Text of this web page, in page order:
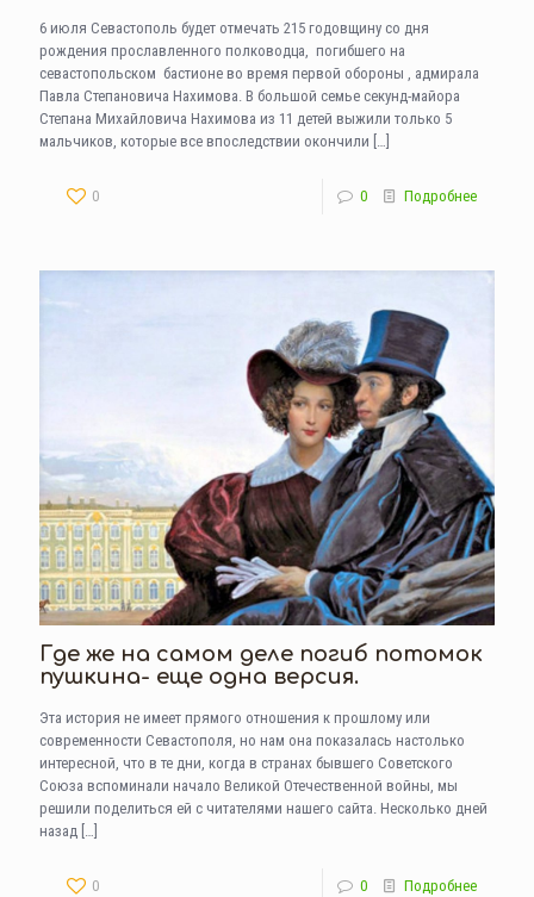
6 июля Севастополь будет отмечать 215 годовщину со дня
рождения прославленного полководца, погибшего на
севастопольском бастионе во время первой обороны , адмирала
Павла Степановича Нахимова. В большой семье секунд-майора
Степана Михайловича Нахимова из 11 детей выжили только 5
мальчиков, которые все впоследствии окончили […]
0 0 Подробнее
Где же на самом деле погиб потомок
пушкина- еще одна версия.
Эта история не имеет прямого отношения к прошлому или
современности Севастополя, но нам она показалась настолько
интересной, что в те дни, когда в странах бывшего Советского
Союза вспоминали начало Великой Отечественной войны, мы
решили поделиться ей с читателями нашего сайта. Несколько дней
назад […]
0 0 Подробнее